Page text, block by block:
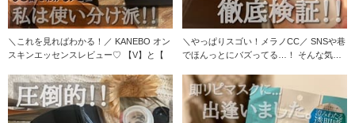
＼これを見ればわかる！／ KANEBO オン
スキンエッセンスレビュー♡ 【V】と【
＼やっぱりスゴい！メラノCC／ SNSや巷
でほんっとにバズってる…！ そんな気に